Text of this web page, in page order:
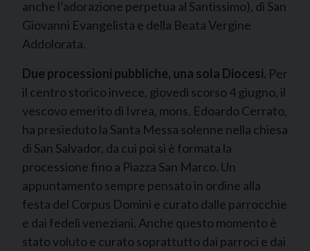
anche l’adorazione perpetua al Santissimo), di San
Giovanni Evangelista e della Beata Vergine
Addolorata.
Due processioni pubbliche, una sola Diocesi. Per
il centro storico invece, giovedì scorso 4 giugno, il
vescovo emerito di Ivrea, mons. Edoardo Cerrato,
ha presieduto la Santa Messa solenne nella chiesa
di San Salvador, da cui poi si è formata la
processione fino a Piazza San Marco. Un
appuntamento sempre pensato in ordine alla
festa del Corpus Domini e curato dalle parrocchie
e dai fedeli veneziani. Anche questo momento è
stato voluto e curato soprattutto dai parroci e dai